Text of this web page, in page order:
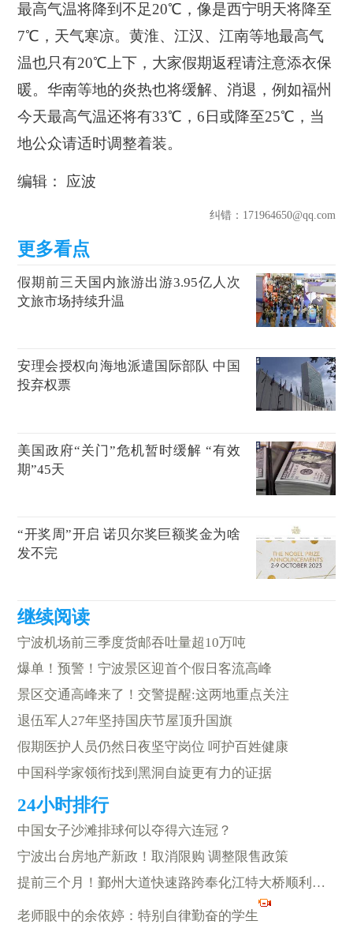
最高气温将降到不足20℃，像是西宁明天将降至
7℃，天气寒凉。黄淮、江汉、江南等地最高气
温也只有20℃上下，大家假期返程请注意添衣保
暖。华南等地的炎热也将缓解、消退，例如福州
今天最高气温还将有33℃，6日或降至25℃，当
地公众请适时调整着装。
编辑： 应波
纠错：171964650@qq.com
假期前三天国内旅游出游3.95亿人次
文旅市场持续升温
安理会授权向海地派遣国际部队 中国
投弃权票
美国政府“关门”危机暂时缓解 “有效
期”45天
“开奖周”开启 诺贝尔奖巨额奖金为啥
发不完
宁波机场前三季度货邮吞吐量超10万吨
爆单！预警！宁波景区迎首个假日客流高峰
景区交通高峰来了！交警提醒:这两地重点关注
退伍军人27年坚持国庆节屋顶升国旗
假期医护人员仍然日夜坚守岗位 呵护百姓健康
中国科学家领衔找到黑洞自旋更有力的证据
中国女子沙滩排球何以夺得六连冠？
宁波出台房地产新政！取消限购 调整限售政策
提前三个月！鄞州大道快速路跨奉化江特大桥顺利合龙
老师眼中的余依婷：特别自律勤奋的学生